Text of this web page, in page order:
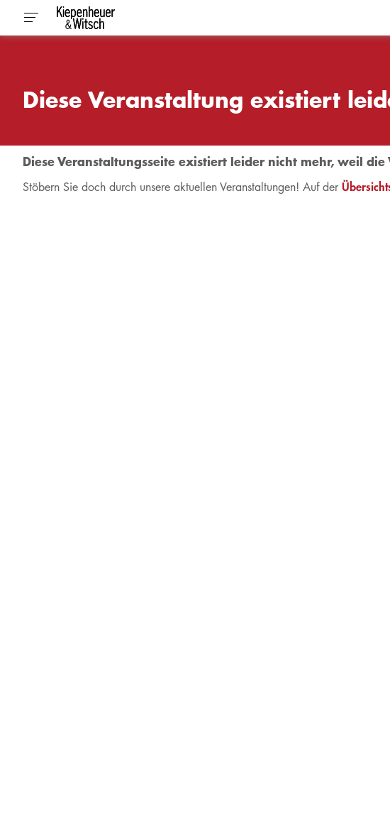
Diese Veranstaltung existiert
Diese Veranstaltungsseite existiert leider nicht mehr, weil
Stöbern Sie doch durch unsere aktuellen Veranstaltungen! Auf der